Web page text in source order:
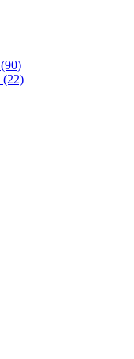
(90)
(22)